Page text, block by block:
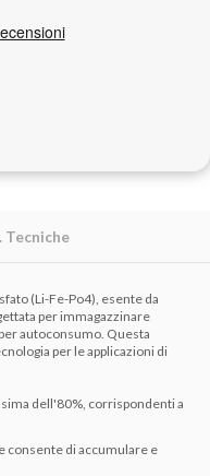
(Li-Fe-Po4), esente da
per immagazzinare
autoconsumo. Questa
per le applicazioni di
dell'80%, corrispondenti a
consente di accumulare e